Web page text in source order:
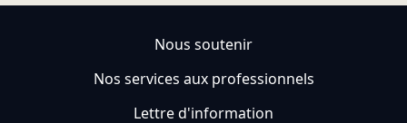
Nous soutenir
Nos services aux professionnels
Lettre d'information